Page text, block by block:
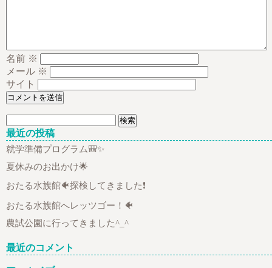
名前 ※
メール ※
サイト
索:
最近の投稿
就学準備プログラム🎒✨
夏休みのお出かけ🌟
おたる水族館🐠探検してきました❗
おたる水族館へレッツゴー！🐠
農試公園に行ってきました^_^
最近のコメント